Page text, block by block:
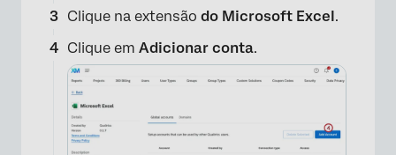
Clique na extensão do Microsoft Excel.
Clique em Adicionar conta.